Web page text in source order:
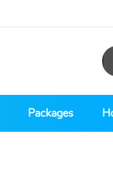
Packages